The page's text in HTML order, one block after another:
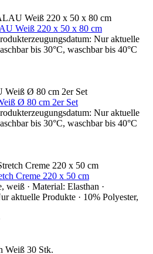
Weiß 220 x 50 x 80 cm
Nur aktuelle
bis 30°C, waschbar bis 40°C
Ø 80 cm 2er Set
Nur aktuelle
bis 30°C, waschbar bis 40°C
Creme 220 x 50 cm
weiß · Material: Elasthan ·
aktuelle Produkte · 10% Polyester,